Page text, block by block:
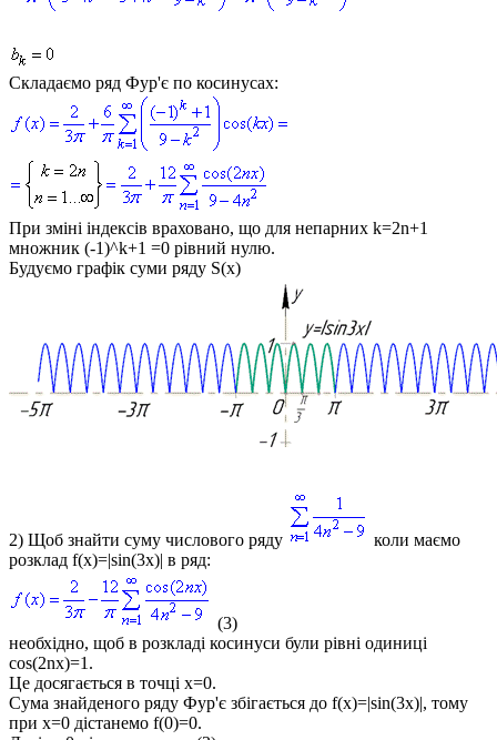
Складаємо ряд Фур'є по косинусах:
При зміні індексів враховано, що для непарних k=2n+1
множник (-1)^k+1 =0 рівний нулю.
Будуємо графік суми ряду S(x)
2) Щоб знайти суму числового ряду
коли маємо
розклад f(x)=|sin(3x)| в ряд:
(3)
необхідно, щоб в розкладі косинуси були рівні одиниці
cos(2nx)=1 .
Це досягається в точці x=0.
Сума знайденого ряду Фур'є збігається до f(x)=|sin(3x)|, тому
при x=0 дістанемо f(0)=0.